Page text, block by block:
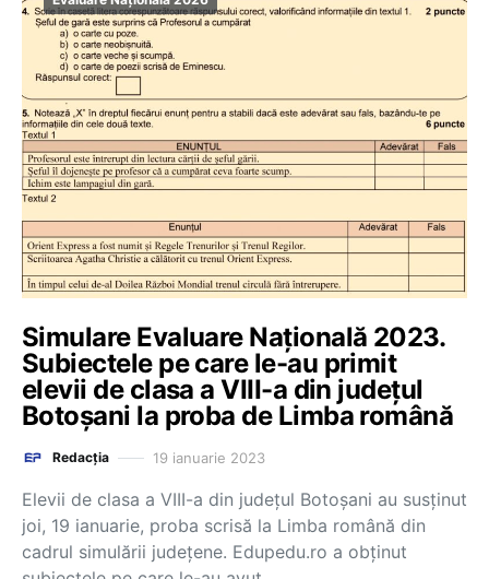
Simulare Evaluare Națională 2023.
Subiectele pe care le-au primit
elevii de clasa a VIII-a din județul
Botoșani la proba de Limba română
Redacția 19 ianuarie 2023
Elevii de clasa a VIII-a din județul Botoșani au susținut
joi, 19 ianuarie, proba scrisă la Limba română din
cadrul simulării județene. Edupedu.ro a obținut